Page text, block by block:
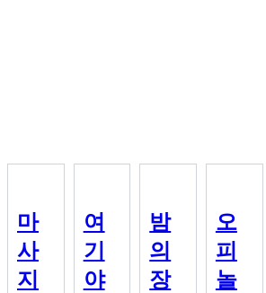
마
사
지
여
기
야
밤
의
장
오
피
놀